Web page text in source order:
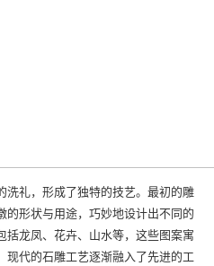
礼，形成了独特的技艺。最初的雕
的形状与用途，巧妙地设计出不同的
括龙凤、花卉、山水等，这些图案寓
现代的石雕工艺逐渐融入了先进的工